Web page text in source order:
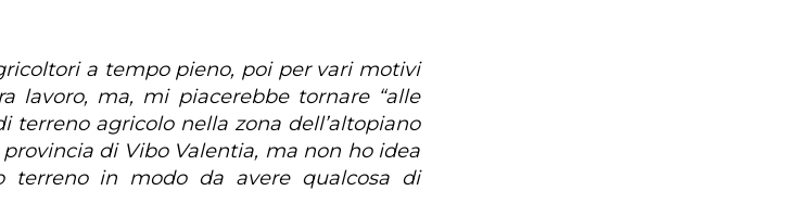
a tempo pieno, poi per vari motivi
lavoro, ma, mi piacerebbe tornare “alle
terreno agricolo nella zona dell’altopiano
di Vibo Valentia, ma non ho idea
terreno in modo da avere qualcosa di